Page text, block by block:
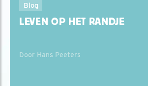
Blog
LEVEN OP HET RANDJE
Door Hans Peeters